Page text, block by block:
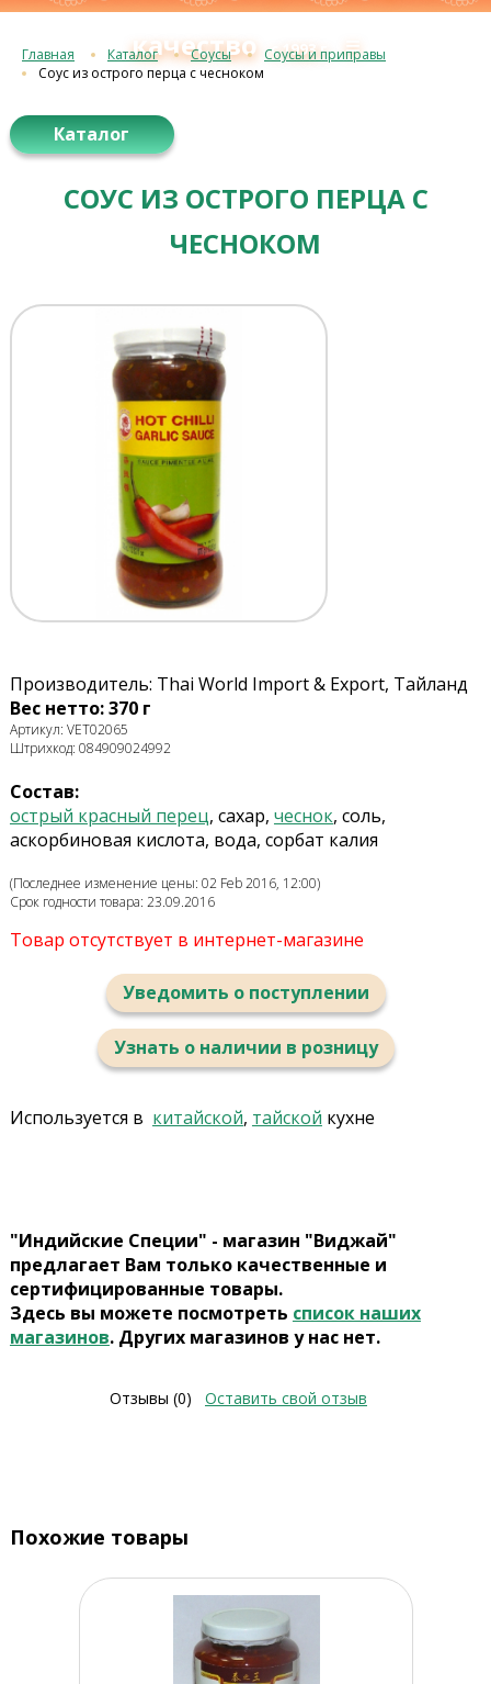
качествос 1993 г.≡
Главная Каталог Соусы
Соусы и приправы
Соус из острого перца с чесноком
Каталог
СОУС ИЗ ОСТРОГО ПЕРЦА С
ЧЕСНОКОМ
Производитель: Thai World Import & Export, Тайланд
Вес нетто: 370 г
Артикул: VET02065
Штрихкод: 084909024992
Состав:
острый красный перец, сахар, чеснок, соль,
аскорбиновая кислота, вода, сорбат калия
(Последнее изменение цены: 02 Feb 2016, 12:00)
Срок годности товара: 23.09.2016
Товар отсутствует в интернет-магазине
Уведомить о поступлении
Узнать о наличии в розницу
Используется в китайской, тайской кухне
"Индийские Специи" - магазин "Виджай"
предлагает Вам только качественные и
сертифицированные товары.
Здесь вы можете посмотреть список наших
магазинов. Других магазинов у нас нет.
Отзывы (0) Оставить свой отзыв
Похожие товары